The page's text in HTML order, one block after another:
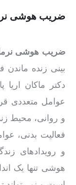
ضریب هوشی
ضریب هوشی
‌بینی زنده ماندن
دکتر ماکان اریا
عوامل متعددی
و روانی، محیط
فعالیت بدنی،
و رویدادهای
هوشی تنها یک